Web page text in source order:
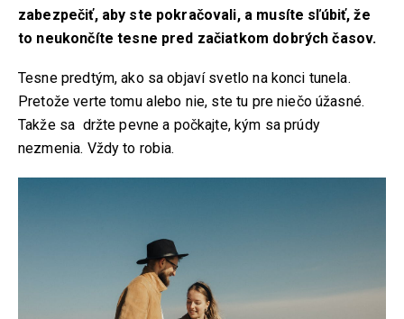
zabezpečiť, aby ste pokračovali, a musíte sľúbiť, že
to neukončíte tesne pred začiatkom dobrých časov.
Tesne predtým, ako sa objaví svetlo na konci tunela.
Pretože verte tomu alebo nie, ste tu pre niečo úžasné.
Takže sa držte pevne a počkajte, kým sa prúdy
nezmenia. Vždy to robia.